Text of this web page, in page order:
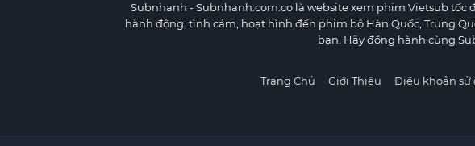
Subnhanh - Subnhanh.com.co là website xem phim Vietsub
hành động, tình cảm, hoạt hình đến phim bộ Hàn Quốc, Trung
bạn. Hãy đồng hành cùng
Trang Chủ Giới Thiệu Điều khoản sử